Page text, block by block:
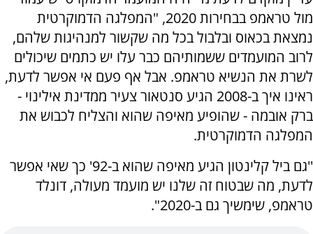
מול טראמפ בבחירות 2020, "המפלגה הדמוקרטית
נמצאת בכאוס ובלבול בכל מה שקשור למנהיגות שלהם,
לרוב המועמדים ששמותיהם כבר עלו יש כתמים שיכולים
לשרת את הנשיא טראמפ. אבל אף פעם אי אפשר לדעת,
ראינו איך ב-2008 הגיע סנטאור צעיר ממדינת אילינוי -
ברק אובמה - שהופיע מאיפה שהוא והצליח לכבוש את
המפלגה הדמוקרטית.
''גם ביל קלינטון הגיע מאיפה שהוא ב-92' כך שאי אפשר
לדעת, מה שבטוח זה שלנו יש מועמד מעולה, דונלד
טראמפ, שימשיך גם ב-2020".